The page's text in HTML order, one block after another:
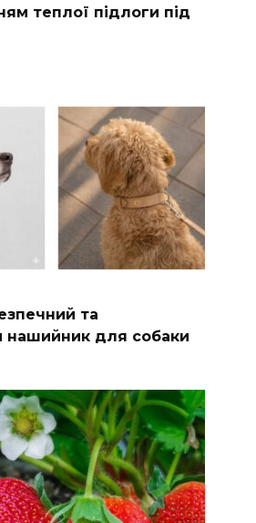
теплої підлоги під
та
нашийник для собаки